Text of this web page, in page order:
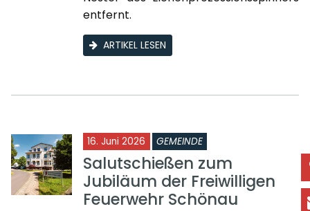
entfernt.
ARTIKEL LESEN
16. Juni 2026 GEMEINDE
Salutschießen zum
Jubiläum der Freiwilligen
Feuerwehr Schönau